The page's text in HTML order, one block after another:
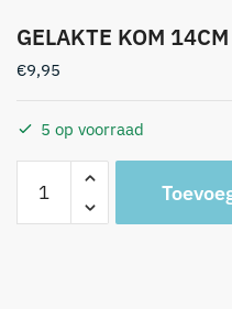
GELAKTE KOM
€9,95
5 op voorraad
KOM
14CM